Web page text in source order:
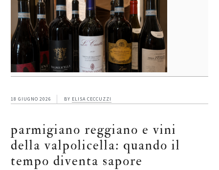
18 GIUGNO 2026 BY ELISA CECCUZZI
parmigiano reggiano e vini
della valpolicella: quando il
tempo diventa sapore